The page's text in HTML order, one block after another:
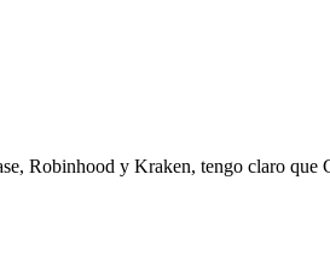
Robinhood y Kraken, tengo claro